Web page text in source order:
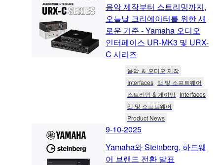
음악 제작부터 스트리밍까지,
오늘날 크리에이터를 위한 새
로운 기준 - Yamaha 오디오
인터페이스 UR-MK3 및 URX-
C 시리즈
음악 ＆ 오디오 제작
Interfaces 앱 및 소프트웨어
스트리밍 & 게이밍 Interfaces
앱 및 소프트웨어
Product News
9-10-2025
Yamaha와 Steinberg, 하드웨
어 브랜드 전환 발표